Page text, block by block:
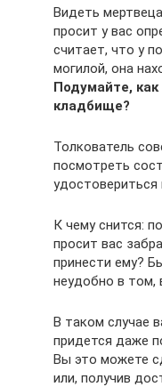
Видеть
просит у вас
считает, что у
могилой, она
Подумайте,
кладбище?
Толкователь
посмотреть
удостовериться
К чему снится:
просит вас
принести ему?
неудобно в том,
В таком случае
придется даже
Вы это можете
или, получив